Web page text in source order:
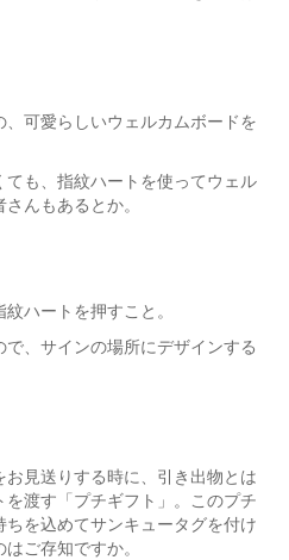
可愛らしいウェルカムボードを
も、指紋ハートを使ってウェル
んもあるとか。
ハートを押すこと。
、サインの場所にデザインする
見送りする時に、引き出物とは
渡す「プチギフト」。このプチ
を込めてサンキュータグを付け
ご存知ですか。